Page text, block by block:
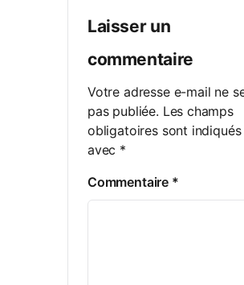
Laisser un
commentaire
Votre adresse e-mail ne
pas publiée. Les champs
obligatoires sont indiqués
avec *
Commentaire *